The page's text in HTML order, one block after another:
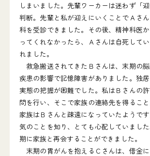
しまいました。先輩ワーカーは迷わず「
判断。先輩と私が迎えにいくことでＡさ
科を受診できました。その後、精神科医
ってくれなかったら、Ａさんは自死して
れました。
救急搬送されてきたＢさんは、末期の脳
疾患の影響で記憶障害がありました。独
実態の把握が困難でした。私はＢさんの
問を行い、そこで家族の連絡先を得ること
家族はＢさんと疎遠になっていたようで
気のことを知り、とても心配していまし
期に家族と再会することができました。
末期の胃がんを抱えるＣさんは、借金